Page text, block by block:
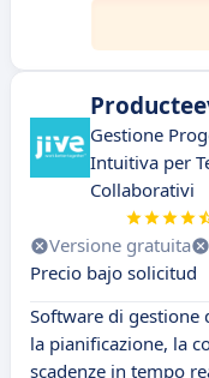
Gestione
Intuitiva per
Collaborativi
Versione gratuita
Precio bajo solicitud
Software di
la pianificazione, la
scadenze in tempo